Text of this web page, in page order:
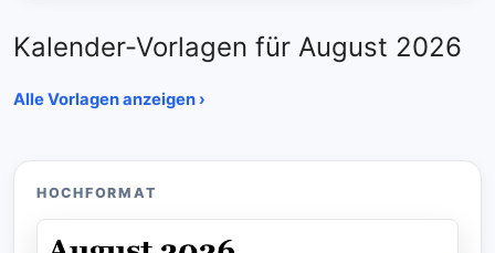
Kalender-Vorlagen für August 2026
Alle Vorlagen anzeigen ›
HOCHFORMAT